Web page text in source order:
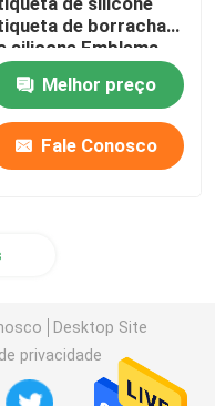
de borracha
silicone Emblema
Padrão de
animado
Melhor preço
Fale Conosco
Desktop Site
privacidade